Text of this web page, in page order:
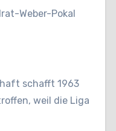
Weber-Pokal
schafft 1963
weil die Liga